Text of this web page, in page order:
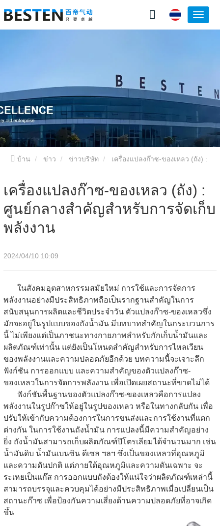
บ้าน ข่าว ข่าวบริษัท
ศูนย์กลางสำคัญสำหรับการจัดเก็บพลังงาน
เครื่องแปลงก๊าซ-ของเหลว (ถัง) :
ศูนย์กลางสำคัญสำหรับการจัดเก็บ
พลังงาน
2024/04/10 10:09
ในสังคมอุตสาหกรรมสมัยใหม่ การใช้และการจัดการ
พลังงานอย่างมีประสิทธิภาพถือเป็นรากฐานสำคัญในการ
สนับสนุนการผลิตและชีวิตประจำวัน ตัวแปลงก๊าซ-ของเหลวซึ่ง
มักจะอยู่ในรูปแบบของถังน้ำมัน มีบทบาทสำคัญในกระบวนการ
นี้ ไม่เพียงแต่เป็นภาชนะทางกายภาพสำหรับกักเก็บน้ำมันและ
ผลิตภัณฑ์เท่านั้น แต่ยังเป็นโหนดสำคัญสำหรับการไหลเวียน
ของพลังงานและความปลอดภัยอีกด้วย บทความนี้จะเจาะลึก
ฟังก์ชัน การออกแบบ และความสำคัญของตัวแปลงก๊าซ-
ของเหลวในการจัดการพลังงาน เพื่อเปิดเผยสถานะที่ขาดไม่ได้
ฟังก์ชันพื้นฐานของตัวแปลงก๊าซ-ของเหลวคือการแปลง
พลังงานในรูปก๊าซให้อยู่ในรูปของเหลว หรือในทางกลับกัน เพื่อ
ปรับให้เข้ากับความต้องการในการขนส่งและการใช้งานที่แตก
ต่างกัน ในการใช้งานถังน้ำมัน การแปลงนี้มีความสำคัญอย่าง
ยิ่ง ถังน้ำมันสามารถเก็บผลิตภัณฑ์ปิโตรเลียมได้จำนวนมาก เช่น
น้ำมันดิบ น้ำมันเบนซิน ดีเซล ฯลฯ ซึ่งเป็นของเหลวที่อุณหภูมิ
และความดันปกติ แต่ภายใต้อุณหภูมิและความดันเฉพาะ จะ
ระเหยเป็นแก๊ส การออกแบบถังต้องให้แน่ใจว่าผลิตภัณฑ์เหล่านี้
สามารถบรรจุและควบคุมได้อย่างมีประสิทธิภาพเมื่อเปลี่ยนเป็น
สถานะก๊าซ เพื่อป้องกันความเสี่ยงด้านความปลอดภัยที่อาจเกิด
ขึ้น